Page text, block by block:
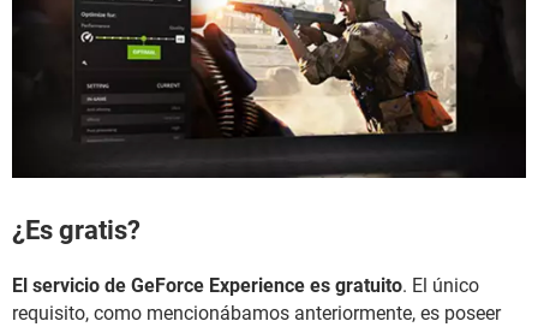
¿Es gratis?
El servicio de GeForce Experience es gratuito. El único
requisito, como mencionábamos anteriormente, es poseer